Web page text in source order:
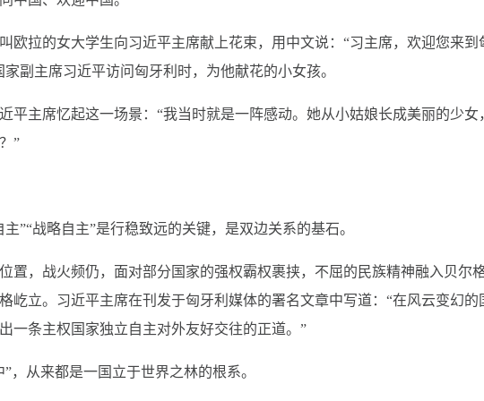
欧拉的女大学生向习近平主席献上花束，用中文说：“习主席，欢迎您来到
副主席习近平访问匈牙利时，为他献花的小女孩。
平主席忆起这一场景：“我当时就是一阵感动。她从小姑娘长成美丽的少女
”
”“战略自主”是行稳致远的关键，是双边关系的基石。
置，战火频仍，面对部分国家的强权霸权裹挟，不屈的民族精神融入贝尔
屹立。习近平主席在刊发于匈牙利媒体的署名文章中写道：“在风云变幻的
一条主权国家独立自主对外友好交往的正道。”
，从来都是一国立于世界之林的根系。